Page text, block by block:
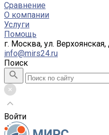
Сравнение
О компании
Услуги
Помощь
г. Москва, ул.
info@mirs24.ru
Поиск
Войти